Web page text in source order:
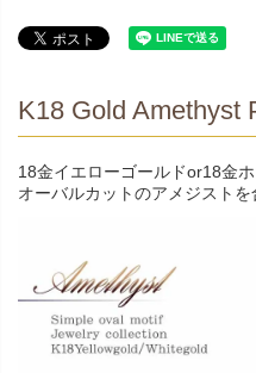
K18 Gold Amethyst
18金イエローゴールドor18金
オーバルカットのアメジストを